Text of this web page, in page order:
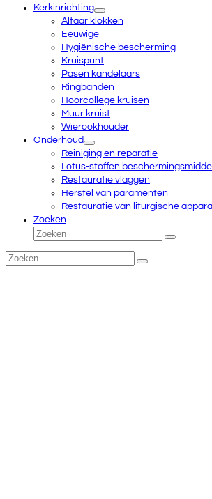
Kerkinrichting
Altaar klokken
Eeuwige
Hygiënische bescherming
Kruispunt
Pasen kandelaars
Ringbanden
Hoorcollege kruisen
Muur kruist
Wierookhouder
Onderhoud
Reiniging en reparatie
Lotus-stoffen
Restauratie vlaggen
Herstel van paramenten
Restauratie van liturgische
Zoeken
Zoeken
Verzenden
Zoeken
Verzenden